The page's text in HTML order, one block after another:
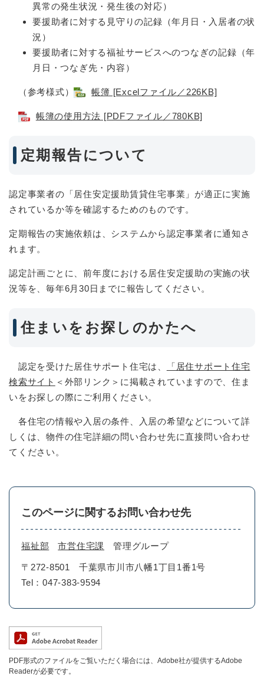
異常の発生状況・発生後の対応）
要援助者に対する見守りの記録（年月日・入居者の状
況）
要援助者に対する福祉サービスへのつなぎの記録（年
月日・つなぎ先・内容）
（参考様式） 帳簿 [Excelファイル／226KB]
帳簿の使用方法 [PDFファイル／780KB]
定期報告について
認定事業者の「居住安定援助賃貸住宅事業」が適正に実施
されているか等を確認するためのものです。
定期報告の実施依頼は、システムから認定事業者に通知さ
れます。
認定計画ごとに、前年度における居住安定援助の実施の状
況等を、毎年6月30日までに報告してください。
住まいをお探しのかたへ
認定を受けた居住サポート住宅は、
「居住サポート住宅
検索サイト ＜外部リンク＞ に掲載されていますので、住ま
いをお探しの際にご利用ください。
各住宅の情報や入居の条件、入居の希望などについて詳
しくは、物件の住宅詳細の問い合わせ先に直接問い合わせ
てください。
このページに関するお問い合わせ先
福祉部 市営住宅課 管理グループ
〒272-8501
千葉県市川市八幡1丁目1番1号
Tel：047-383-9594
PDF形式のファイルをご覧いただく場合には、Adobe社が提供するAdobe
Readerが必要です。